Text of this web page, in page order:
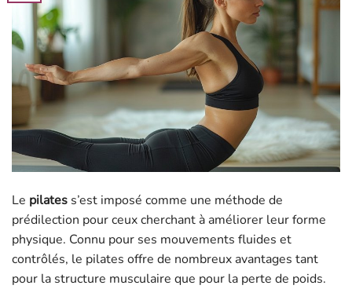
Le pilates s’est imposé comme une méthode de
prédilection pour ceux cherchant à améliorer leur forme
physique. Connu pour ses mouvements fluides et
contrôlés, le pilates offre de nombreux avantages tant
pour la structure musculaire que pour la perte de poids.